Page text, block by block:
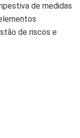
de medidas
de riscos e